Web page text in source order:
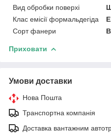
Вид обробки поверхі
Клас емісії формальдегіда
Сорт фанери
Приховати
Умови доставки
Нова Пошта
Транспортна компанія
Доставка вантажним